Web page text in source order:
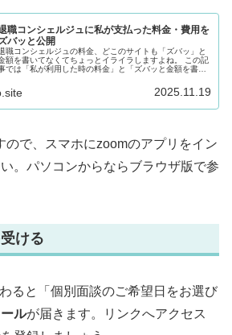
職コンシェルジュに私が支払った料金・費用を
ズバッと公開
職コンシェルジュの料金、どこのサイトも「ズバッ」と
額を書いてなくてちょっとイライラしますよね。 この記
では「私が利用した時の料金」と「ズバッと金額を書け
2025.11.19
ので、スマホにzoomのアプリをイン
。パソコンからならブラウザ版で参
ける
ると「個別面談のご希望日をお選び
ールが届きます。リンクへアクセス